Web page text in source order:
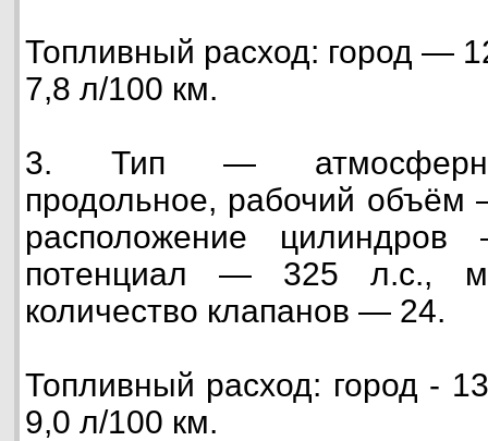
Топливный расход: город —
7,8 л/100 км.
3. Тип —
продольное, рабочий объём
расположение
потенциал — 325 л.с.,
количество клапанов — 24.
Топливный расход: город -
9,0 л/100 км.